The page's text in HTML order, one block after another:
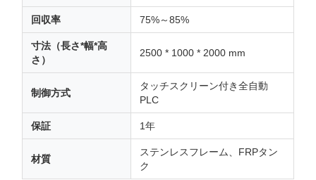
回収率 75%～85%
寸法（長さ*幅*高
さ）
2500 * 1000 * 2000 mm
制御方式
タッチスクリーン付き全自動
PLC
保証 1年
材質
ステンレスフレーム、FRPタン
ク